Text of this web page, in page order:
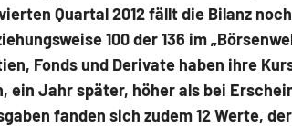
Quartal 2012 fällt die Bilanz
100 der 136 im
Fonds und Derivate haben ihre
ein Jahr später, höher als bei
fanden sich zudem 12 Werte,